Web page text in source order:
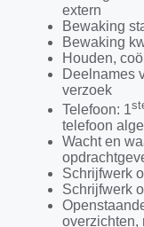
extern
Bewaking
Bewaking
Houden,
Deelnames
verzoek
Telefoon: 1
telefoon
Wacht en
Schrijfwerk
Schrijfwerk
overzichten,